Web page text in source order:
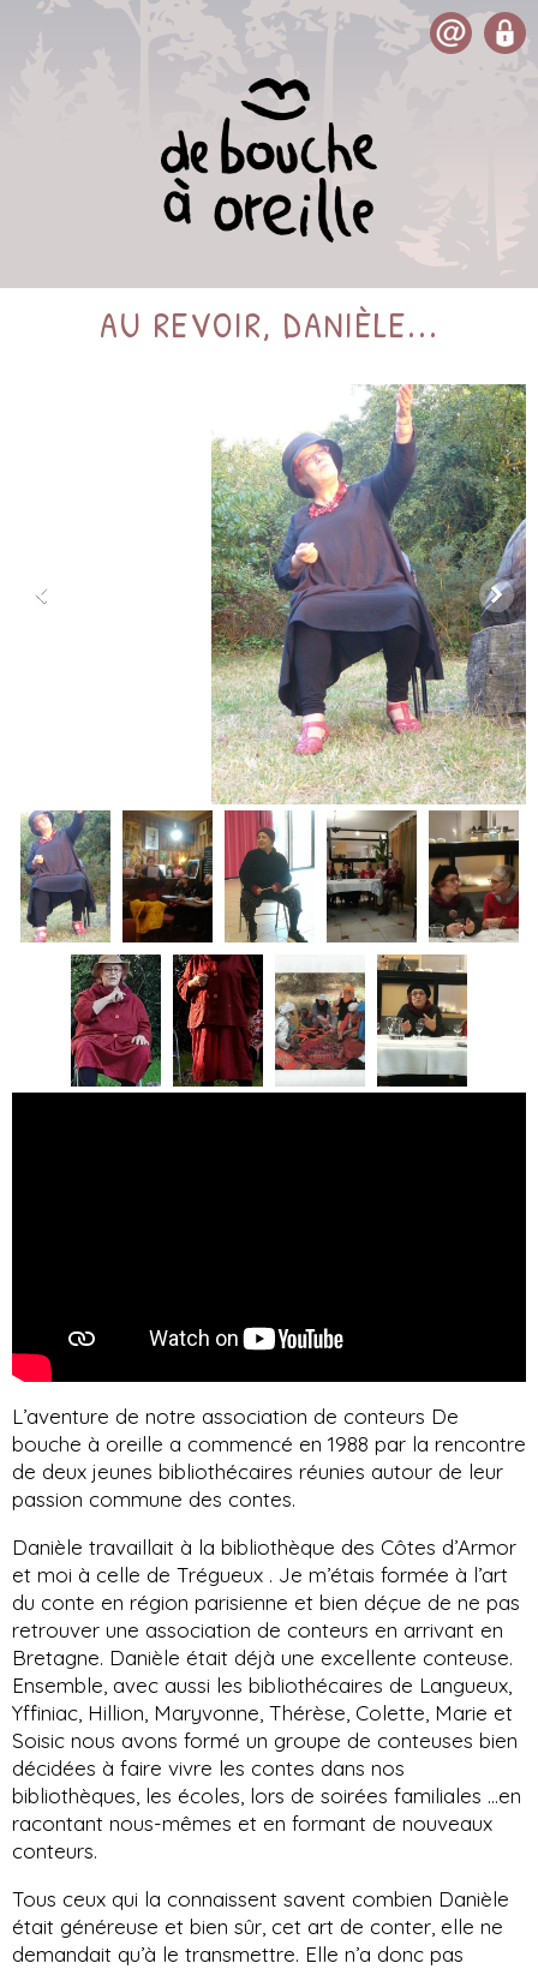
AU REVOIR, DANIÈLE...
L’aventure de notre association de conteurs De
bouche à oreille a commencé en 1988 par la rencontre
de deux jeunes bibliothécaires réunies autour de leur
passion commune des contes.
Danièle travaillait à la bibliothèque des Côtes d’Armor
et moi à celle de Trégueux . Je m’étais formée à l’art
du conte en région parisienne et bien déçue de ne pas
retrouver une association de conteurs en arrivant en
Bretagne. Danièle était déjà une excellente conteuse.
Ensemble, avec aussi les bibliothécaires de Langueux,
Yffiniac, Hillion, Maryvonne, Thérèse, Colette, Marie et
Soisic nous avons formé un groupe de conteuses bien
décidées à faire vivre les contes dans nos
bibliothèques, les écoles, lors de soirées familiales ...en
racontant nous-mêmes et en formant de nouveaux
conteurs.
Tous ceux qui la connaissent savent combien Danièle
était généreuse et bien sûr, cet art de conter, elle ne
demandait qu’à le transmettre. Elle n’a donc pas